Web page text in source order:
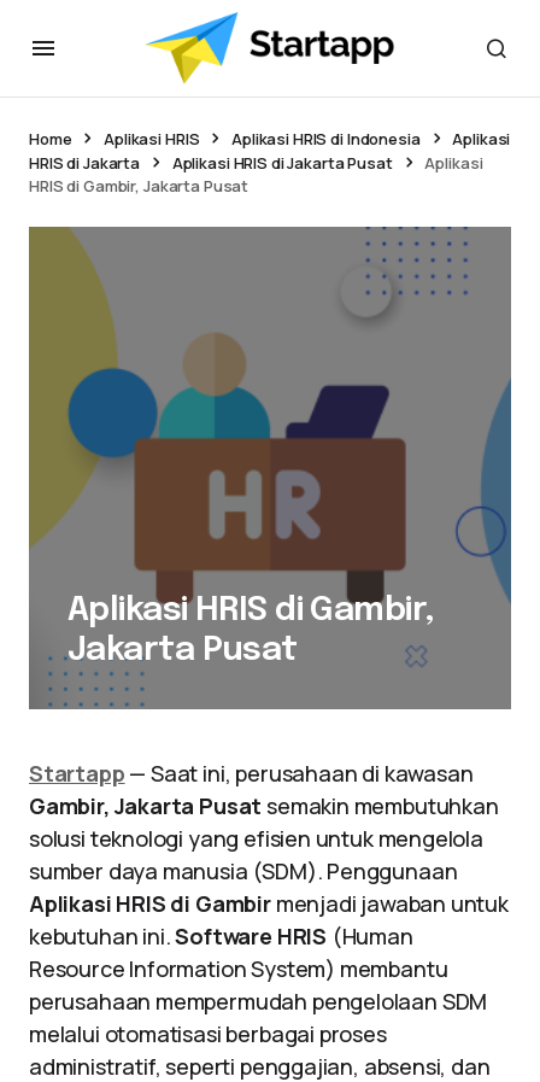
Home Aplikasi HRIS Aplikasi HRIS di Indonesia
Aplikasi
HRIS di Jakarta
Aplikasi HRIS di Jakarta Pusat
Aplikasi
HRIS di Gambir, Jakarta Pusat
Aplikasi HRIS di Gambir,
Jakarta Pusat
Startapp — Saat ini, perusahaan di kawasan
Gambir, Jakarta Pusat semakin membutuhkan
solusi teknologi yang efisien untuk mengelola
sumber daya manusia (SDM). Penggunaan
Aplikasi HRIS di Gambirmenjadi jawaban untuk
kebutuhan ini.Software HRIS (Human
Resource Information System) membantu
perusahaan mempermudah pengelolaan SDM
melalui otomatisasi berbagai proses
administratif, seperti penggajian, absensi, dan